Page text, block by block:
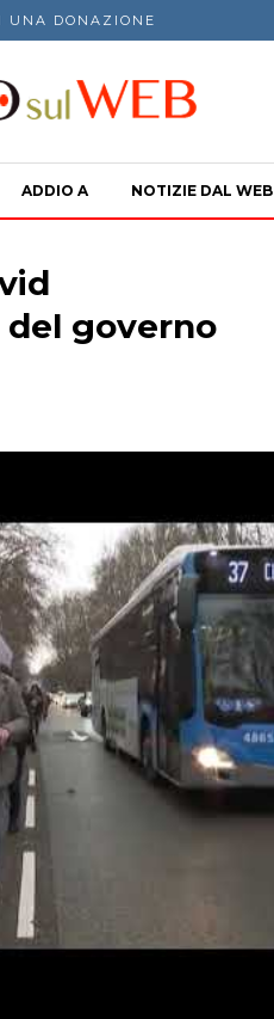
UNA DONAZIONE
ADDIO A NOTIZIE DAL WEB
governo